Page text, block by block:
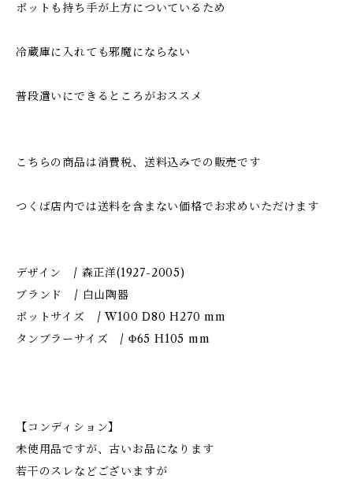
ポットも持ち手が上方についているため
冷蔵庫に入れても邪魔にならない
普段遣いにできるところがおススメ
こちらの商品は消費税、送料込みでの販売です
つくば店内では送料を含まない価格でお求めいただけます
デザイン / 森正洋(1927-2005)
ブランド / 白山陶器
ポットサイズ / W100 D80 H270 mm
タンブラーサイズ / Φ65 H105 mm
【コンディション】
未使用品ですが、古いお品になります
若干のスレなどございますが